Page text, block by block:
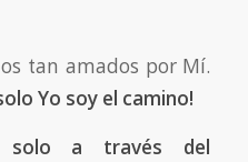
tan amados por Mí.
Yo soy el camino!
solo a través del